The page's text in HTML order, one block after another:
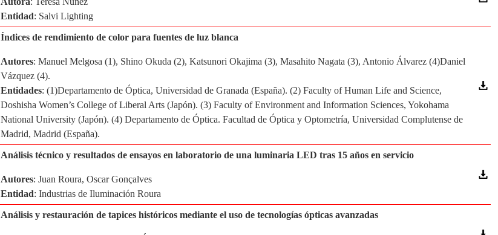
Entidad: Salvi Lighting
Índices de rendimiento de color para fuentes de luz blanca
Autores: Manuel Melgosa (1), Shino Okuda (2), Katsunori Okajima (3), Masahito Nagata (3), Antonio Álvarez (4)Daniel
Vázquez (4).
Entidades: (1)Departamento de Óptica, Universidad de Granada (España). (2) Faculty of Human Life and Science,
Doshisha Women’s College of Liberal Arts (Japón). (3) Faculty of Environment and Information Sciences, Yokohama
National University (Japón). (4) Departamento de Óptica. Facultad de Óptica y Optometría, Universidad Complutense de
Madrid, Madrid (España).
Análisis técnico y resultados de ensayos en laboratorio de una luminaria LED tras 15 años en servicio
Autores: Juan Roura, Oscar Gonçalves
Entidad: Industrias de Iluminación Roura
Análisis y restauración de tapices históricos mediante el uso de tecnologías ópticas avanzadas